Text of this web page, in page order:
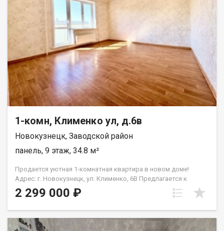
Жилищные сертификаты Наличный расчет Звоните, чтобы
узнать подробности и договориться о просмотре! Не
упускайте свой шанс жить лучше! Назовите при звонке
данный номер объявления - 542336 Номер объекта: 542336.
Евгения
1-комн, Клименко ул, д.6в
Новокузнецк, Заводской район
панель, 9 этаж, 34.8 м²
Продается уютная 1-комнатная квартира в новом доме!
Адрес: г. Новокузнецк, ул. Клименко, 6В Предлагается к
продаже светлая и уютная 1-комнатная квартира площадью
34,8 м², расположенная на 9 этаже 9-этажного дома. Квартира
для собственного проживания, так и для сдачи в аренду.
Последний этаж — это отсутствие шума от соседей сверху и
2 299 000 ₽